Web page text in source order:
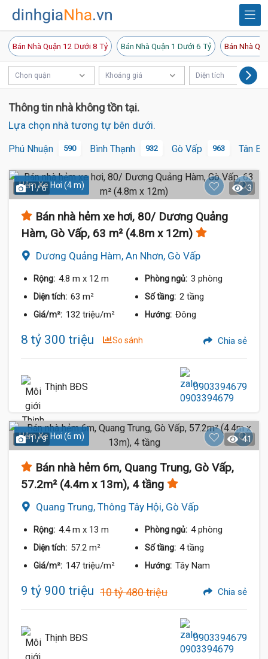
Bán Nhà Quận 12 Dưới 8 Tỷ Bán Nhà Quận 1 Dưới 6 Tỷ Bán Nhà
Chọn quận Khoảng giá Diện tích
Thông tin nhà không tồn tại.
Lựa chọn nhà tương tự bên dưới.
Phú Nhuận 590 Bình Thạnh 932 Gò Vấp 963 Tân
Hẻm Xe Hơi (4 m)
1 / 6 3
Bán nhà hẻm xe hơi, 80/ Dương Quảng
Hàm, Gò Vấp, 63 m² (4.8m x 12m)
Dương Quảng Hàm, An Nhơn, Gò Vấp
Rộng: 4.8 m x 12 m Phòng ngủ: 3 phòng
Diện tích: 63 m² Số tầng: 2 tầng
Giá/m²: 132 triệu/m² Hướng: Đông
8 tỷ 300 triệu So sánh Chia sẻ
Thịnh BĐS 0903394679
Hẻm Xe Hơi (6 m)
1 / 9 41
Bán nhà hẻm 6m, Quang Trung, Gò Vấp,
57.2m² (4.4m x 13m), 4 tầng
Quang Trung, Thông Tây Hội, Gò Vấp
Rộng: 4.4 m x 13 m Phòng ngủ: 4 phòng
Diện tích: 57.2 m² Số tầng: 4 tầng
Giá/m²: 147 triệu/m² Hướng: Tây Nam
9 tỷ 900 triệu 10 tỷ 480 triệu Chia sẻ
Thịnh BĐS 0903394679